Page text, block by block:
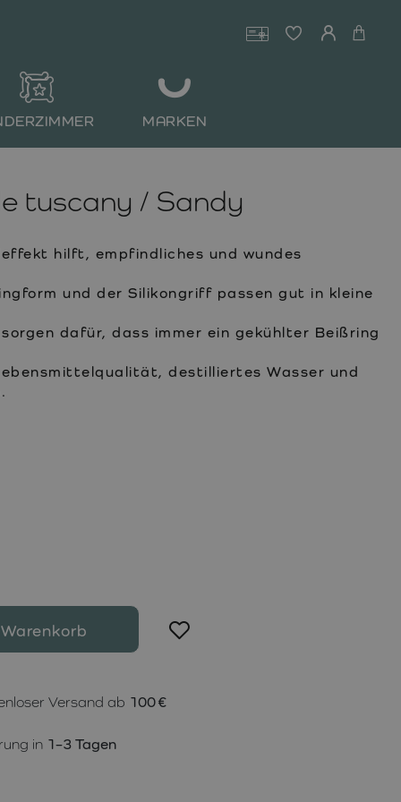
MARKEN
tuscany / Sandy
hilft, empfindliches und wundes
und der Silikongriff passen gut in kleine
dafür, dass immer ein gekühlter Beißring
destilliertes Wasser und
Versand ab 100 €
in 1–3 Tagen